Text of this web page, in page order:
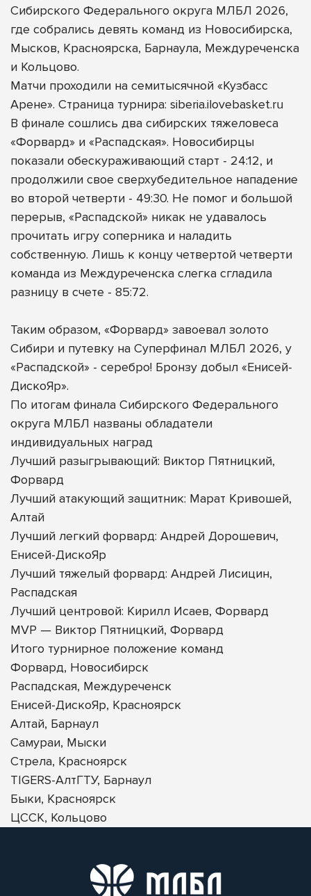
Сибирского Федерального округа МЛБЛ 2026,
где собрались девять команд из Новосибирска,
Мысков, Красноярска, Барнаула, Междуреченска
и Кольцово.
Матчи проходили на семитысячной «Кузбасс
Арене». Страница турнира: siberia.ilovebasket.ru
В финале сошлись два сибирских тяжеловеса
«Форвард» и «Распадская». Новосибирцы
показали обескураживающий старт - 24:12, и
продолжили свое сверхубедительное нападение
во второй четверти - 49:30. Не помог и большой
перерыв, «Распадской» никак не удавалось
прочитать игру соперника и наладить
собственную. Лишь к концу четвертой четверти
команда из Междуреченска слегка сгладила
разницу в счете - 85:72.
Таким образом, «Форвард» завоевал золото
Сибири и путевку на Суперфинал МЛБЛ 2026, у
«Распадской» - серебро! Бронзу добыл «Енисей-
ДискоЯр».
По итогам финала Сибирского Федерального
округа МЛБЛ названы обладатели
индивидуальных наград
Лучший разыгрывающий: Виктор Пятницкий,
Форвард
Лучший атакующий защитник: Марат Кривошей,
Алтай
Лучший легкий форвард: Андрей Дорошевич,
Енисей-ДискоЯр
Лучший тяжелый форвард: Андрей Лисицин,
Распадская
Лучший центровой: Кирилл Исаев, Форвард
MVP — Виктор Пятницкий, Форвард
Итого турнирное положение команд
Форвард, Новосибирск
Распадская, Междуреченск
Енисей-ДискоЯр, Красноярск
Алтай, Барнаул
Самураи, Мыски
Стрела, Красноярск
TIGERS-АлтГТУ, Барнаул
Быки, Красноярск
ЦССК, Кольцово